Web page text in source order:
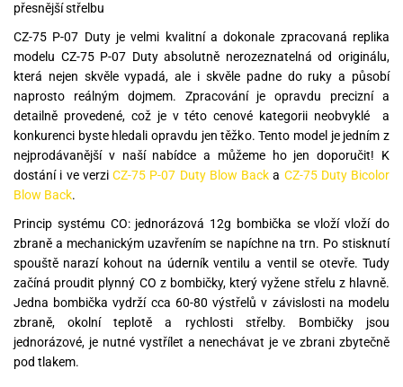
přesnější střelbu
CZ-75 P-07 Duty je velmi kvalitní a dokonale zpracovaná replika
modelu CZ-75 P-07 Duty absolutně nerozeznatelná od originálu,
která nejen skvěle vypadá, ale i skvěle padne do ruky a působí
naprosto reálným dojmem. Zpracování je opravdu precizní a
detailně provedené, což je v této cenové kategorii neobvyklé a
konkurenci byste hledali opravdu jen těžko. Tento model je jedním z
nejprodávanější v naší nabídce a můžeme ho jen doporučit! K
dostání i ve verzi CZ-75 P-07 Duty Blow Back a CZ-75 Duty Bicolor
Blow Back.
Princip systému CO: jednorázová 12g bombička se vloží vloží do
zbraně a mechanickým uzavřením se napíchne na trn. Po stisknutí
spouště narazí kohout na úderník ventilu a ventil se otevře. Tudy
začíná proudit plynný CO z bombičky, který vyžene střelu z hlavně.
Jedna bombička vydrží cca 60-80 výstřelů v závislosti na modelu
zbraně, okolní teplotě a rychlosti střelby. Bombičky jsou
jednorázové, je nutné vystřílet a nenechávat je ve zbrani zbytečně
pod tlakem.